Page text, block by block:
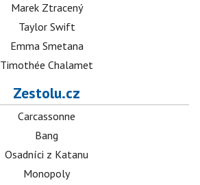
Marek Ztracený
Taylor Swift
Emma Smetana
Timothée Chalamet
Zestolu.cz
Carcassonne
Bang
Osadníci z Katanu
Monopoly